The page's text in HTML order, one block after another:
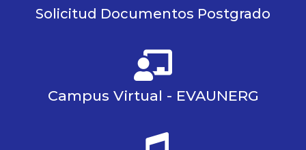
Solicitud Documentos Postgrado
Campus Virtual - EVAUNERG